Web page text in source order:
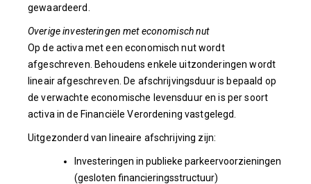
gewaardeerd.
Overige investeringen met economisch nut
Op de activa met een economisch nut wordt
afgeschreven. Behoudens enkele uitzonderingen wordt
lineair afgeschreven. De afschrijvingsduur is bepaald op
de verwachte economische levensduur en is per soort
activa in de Financiële Verordening vastgelegd.
Uitgezonderd van lineaire afschrijving zijn:
Investeringen in publieke parkeervoorzieningen
(gesloten financieringsstructuur)